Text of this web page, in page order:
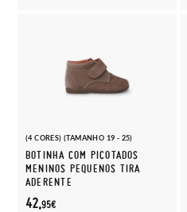
(4 CORES) (TAMANHO 19 - 25)
BOTINHA COM PICOTADOS
MENINOS PEQUENOS TIRA
ADERENTE
42,95€